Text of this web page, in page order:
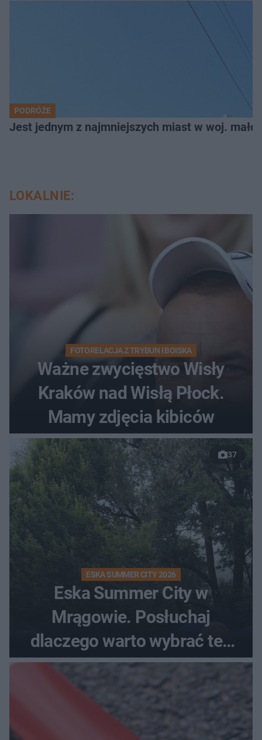
PODRÓŻE
Jest jednym z najmniejszych miast w woj.
LOKALNIE:
FOTORELACJA Z TRYBUN I BOISKA
Ważne zwycięstwo Wisły
Kraków nad Wisłą Płock.
Mamy zdjęcia kibiców
37
ESKA SUMMER CITY 2026
Eska Summer City w
Mrągowie. Posłuchaj
dlaczego warto wybrać ten
kierunek na urlop!